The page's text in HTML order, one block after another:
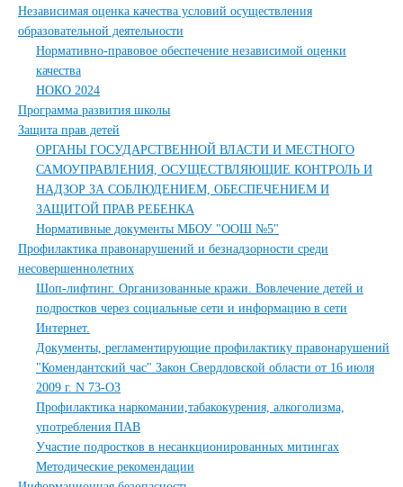
Независимая оценка качества условий осуществления
образовательной деятельности
Нормативно-правовое обеспечение независимой оценки
качества
НОКО 2024
Программа развития школы
Защита прав детей
ОРГАНЫ ГОСУДАРСТВЕННОЙ ВЛАСТИ И МЕСТНОГО
САМОУПРАВЛЕНИЯ, ОСУЩЕСТВЛЯЮЩИЕ КОНТРОЛЬ И
НАДЗОР ЗА СОБЛЮДЕНИЕМ, ОБЕСПЕЧЕНИЕМ И
ЗАЩИТОЙ ПРАВ РЕБЕНКА
Нормативные документы МБОУ "ООШ №5"
Профилактика правонарушений и безнадзорности среди
несовершеннолетних
Шоп-лифтинг. Организованные кражи. Вовлечение детей и
подростков через социальные сети и информацию в сети
Интернет.
Документы, регламентирующие профилактику правонарушений
"Комендантский час" Закон Свердловской области от 16 июля
2009 г. N 73-ОЗ
Профилактика наркомании,табакокурения, алкоголизма,
употребления ПАВ
Участие подростков в несанкционированных митингах
Методические рекомендации